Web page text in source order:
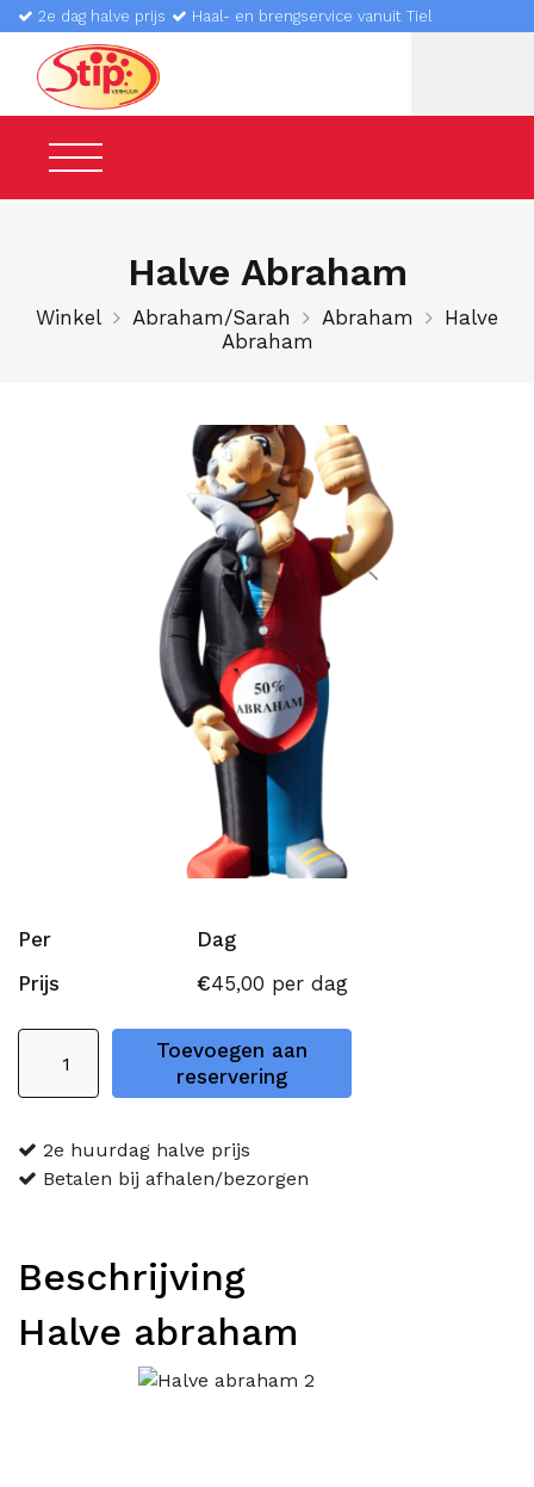
2e dag halve prijs Haal- en brengservice vanuit Tiel
Halve Abraham
Winkel Abraham/Sarah Abraham
Halve
Abraham
Per
Dag
Prijs
€45,00 per dag
Abraham
aantal
Toevoegen aan
reservering
2e huurdag halve prijs
Betalen bij afhalen/bezorgen
Beschrijving
Halve abraham